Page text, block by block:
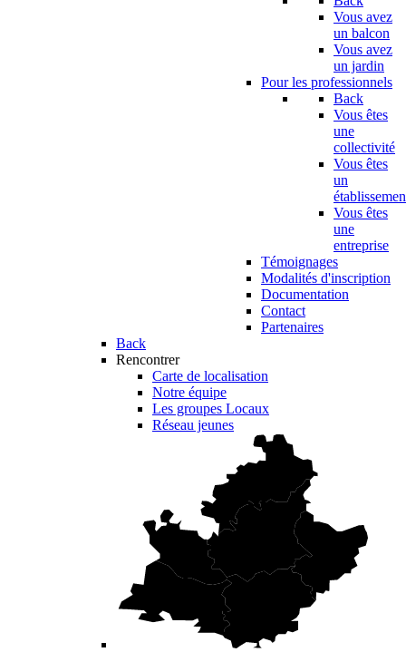
Vous avez
un balcon
Vous avez
un jardin
Pour les professionnels
Back
Vous êtes
une
collectivité
Vous êtes
un
Vous êtes
une
entreprise
Témoignages
Modalités d'inscription
Documentation
Contact
Partenaires
Back
Rencontrer
Carte de localisation
Notre équipe
Les groupes Locaux
Réseau jeunes